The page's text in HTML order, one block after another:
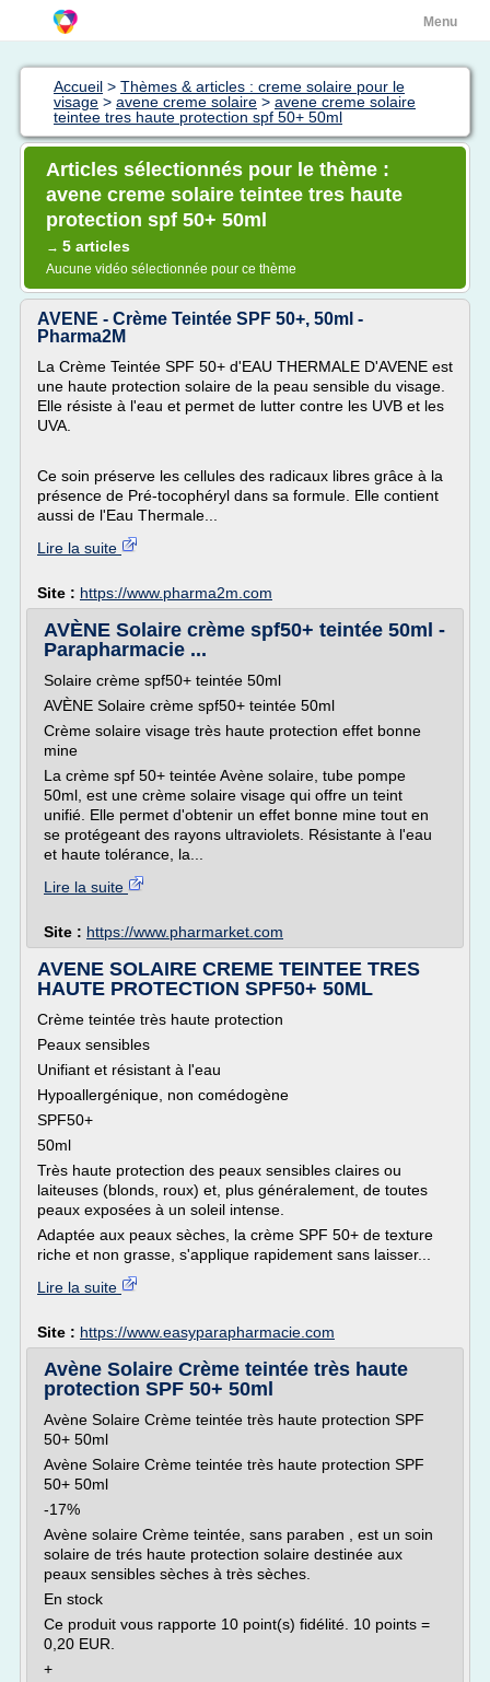
Menu
Accueil > Thèmes & articles : creme solaire pour le
visage > avene creme solaire > avene creme solaire
teintee tres haute protection spf 50+ 50ml
Articles sélectionnés pour le thème :
avene creme solaire teintee tres haute
protection spf 50+ 50ml
→ 5 articles
Aucune vidéo sélectionnée pour ce thème
AVENE - Crème Teintée SPF 50+, 50ml -
Pharma2M
La Crème Teintée SPF 50+ d'EAU THERMALE D'AVENE est
une haute protection solaire de la peau sensible du visage.
Elle résiste à l'eau et permet de lutter contre les UVB et les
UVA.
Ce soin préserve les cellules des radicaux libres grâce à la
présence de Pré-tocophéryl dans sa formule. Elle contient
aussi de l'Eau Thermale...
Lire la suite
Site : https://www.pharma2m.com
AVÈNE Solaire crème spf50+ teintée 50ml -
Parapharmacie ...
Solaire crème spf50+ teintée 50ml
AVÈNE Solaire crème spf50+ teintée 50ml
Crème solaire visage très haute protection effet bonne
mine
La crème spf 50+ teintée Avène solaire, tube pompe
50ml, est une crème solaire visage qui offre un teint
unifié. Elle permet d'obtenir un effet bonne mine tout en
se protégeant des rayons ultraviolets. Résistante à l'eau
et haute tolérance, la...
Lire la suite
Site : https://www.pharmarket.com
AVENE SOLAIRE CREME TEINTEE TRES
HAUTE PROTECTION SPF50+ 50ML
Crème teintée très haute protection
Peaux sensibles
Unifiant et résistant à l'eau
Hypoallergénique, non comédogène
SPF50+
50ml
Très haute protection des peaux sensibles claires ou
laiteuses (blonds, roux) et, plus généralement, de toutes
peaux exposées à un soleil intense.
Adaptée aux peaux sèches, la crème SPF 50+ de texture
riche et non grasse, s'applique rapidement sans laisser...
Lire la suite
Site : https://www.easyparapharmacie.com
Avène Solaire Crème teintée très haute
protection SPF 50+ 50ml
Avène Solaire Crème teintée très haute protection SPF
50+ 50ml
Avène Solaire Crème teintée très haute protection SPF
50+ 50ml
-17%
Avène solaire Crème teintée, sans paraben , est un soin
solaire de trés haute protection solaire destinée aux
peaux sensibles sèches à très sèches.
En stock
Ce produit vous rapporte 10 point(s) fidélité. 10 points =
0,20 EUR.
+